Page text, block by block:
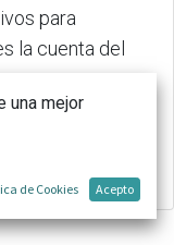
para
la cuenta del
Gestión empresarial
una mejor
de Cookies Acepto